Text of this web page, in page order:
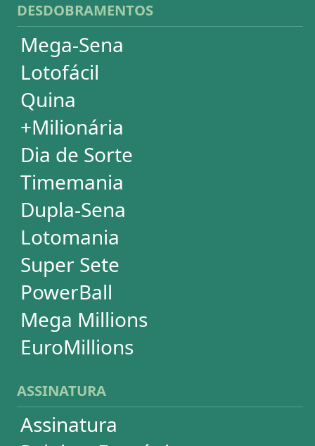
Palpites Estatísticos
Análises Estatísticas
Simulador de Apostas
Conferidor de Apostas
Desdobramentos Especiais
Impressão de Volantes
SUPORTE
Idioma
Dúvidas
Termos de Uso
Privacidade
Fale conosco